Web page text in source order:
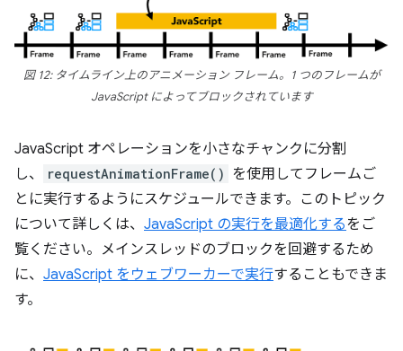
図 12: タイムライン上のアニメーション フレーム。1 つのフレームが
JavaScript によってブロックされています
JavaScript オペレーションを小さなチャンクに分割
し、
requestAnimationFrame() を使用してフレームご
とに実行するようにスケジュールできます。このトピック
について詳しくは、 JavaScript の実行を最適化するをご
覧ください。メインスレッドのブロックを回避するため
に、 JavaScript をウェブワーカーで実行することもできま
す。